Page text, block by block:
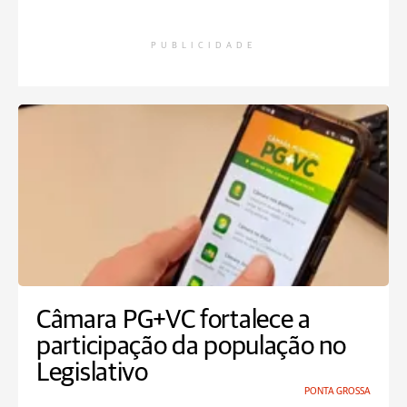
PUBLICIDADE
Câmara PG+VC fortalece a
participação da população no
Legislativo
PONTA GROSSA